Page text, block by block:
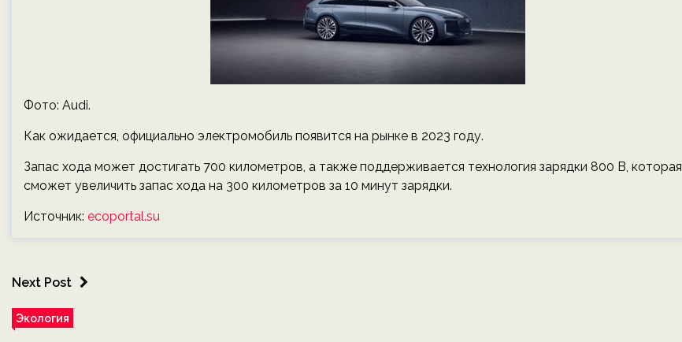
Фото: Audi.
Как ожидается, официально электромобиль появится на рынке в 2023 году.
Запас хода может достигать 700 километров, а также поддерживается технология зарядки 800 В, которая
сможет увеличить запас хода на 300 километров за 10 минут зарядки.
Источник: ecoportal.su
Next Post
Экология